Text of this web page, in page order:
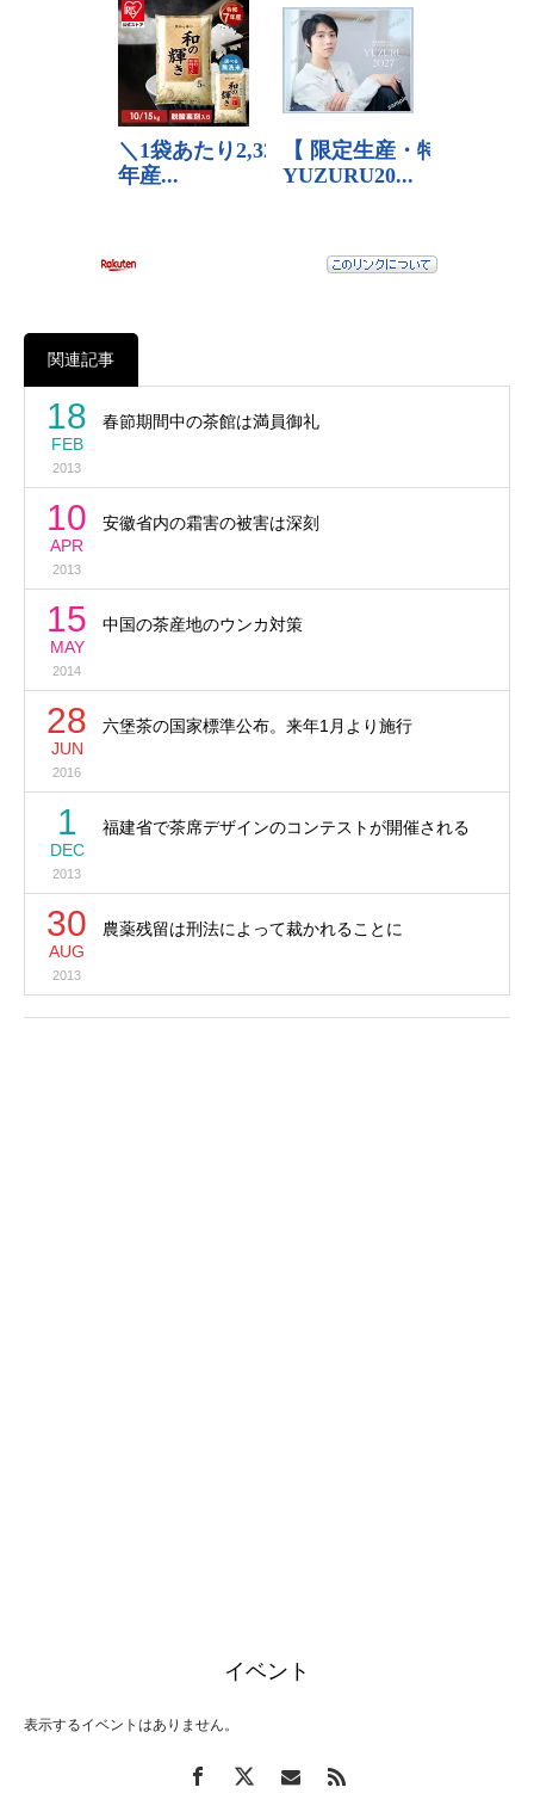
関連記事
18
FEB
2013
春節期間中の茶館は満員御礼
10
APR
2013
安徽省内の霜害の被害は深刻
15
MAY
2014
中国の茶産地のウンカ対策
28
JUN
2016
六堡茶の国家標準公布。来年1月より施行
1
DEC
2013
福建省で茶席デザインのコンテストが開催される
30
AUG
2013
農薬残留は刑法によって裁かれることに
イベント
表示するイベントはありません。